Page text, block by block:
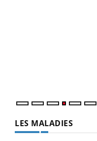
LES MALADIES